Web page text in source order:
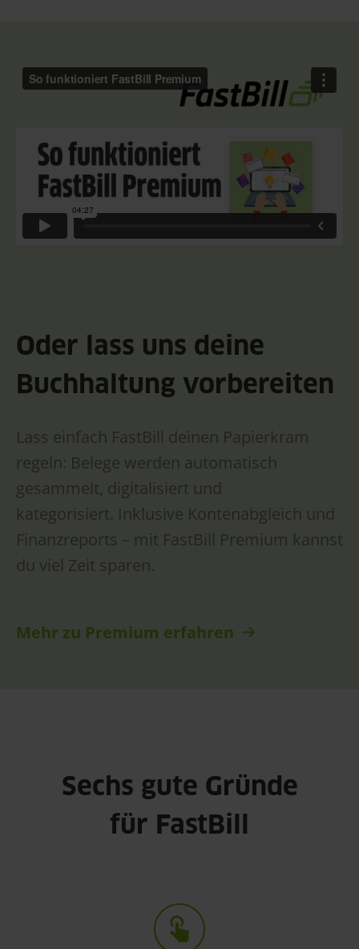
Oder lass uns deine
Buchhaltung vorbereiten
Lass einfach FastBill deinen Papierkram
regeln: Belege werden automatisch
gesammelt, digitalisiert und
kategorisiert. Inklusive Kontenabgleich und
Finanzreports – mit FastBill Premium kannst
du viel Zeit sparen.
Mehr zu Premium erfahren
Sechs gute Gründe
für FastBill